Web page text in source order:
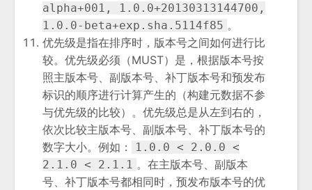
alpha+001, 1.0.0+20130313144700,
1.0.0-beta+exp.sha.5114f85 。
优先级是指在排序时，版本号之间如何进行比
较。优先级必须（MUST）是，根据版本号按
照主版本号、副版本号、补丁版本号和预发布
标识的顺序进行计算产生的（构建元数据不参
与优先级的比较）。优先级总是从左到右的，
依次比较主版本号、副版本号、补丁版本号的
数字大小。例如：
1.0.0 < 2.0.0 <
2.1.0 < 2.1.1 。在主版本号、副版本
号、补丁版本号都相同时，预发布版本号的优